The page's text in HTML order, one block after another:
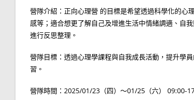
營隊介紹：正向心理營 的目標是希望透過科學化的心
感等；適合想更了解自己及增進生活中情緒調適、自
進行反思整理。
營隊目標：透過心理學課程與自我成長活動，提升學
習。
營隊時間：2025/01/23（四）～01/25（六） 09:00-